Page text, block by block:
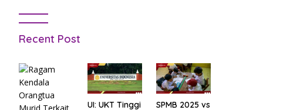
Recent Post
UI: UKT Tinggi
SPMB 2025 vs